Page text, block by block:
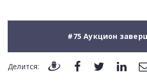
#75 Аукцион
Делится: